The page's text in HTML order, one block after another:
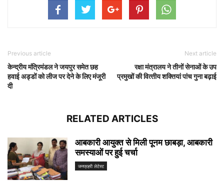
Previous article
केन्द्रीय मंत्रिमंडल ने जयपुर समेत छह
हवाई अड्डों को लीज पर देने के लिए मंजूरी
दी
Next article
रक्षा मंत्रालय ने तीनों सेनाओं के उप
प्रमुखों की वित्‍तीय शक्तियां पांच गुना बढ़ाई
RELATED ARTICLES
आबकारी आयुक्त से मिली पूनम छाबड़ा, आबकारी
समस्याओं पर हुई चर्चा
जनप्रहरी लेटेस्ट